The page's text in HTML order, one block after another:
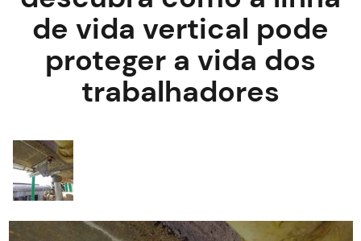
de vida vertical pode
proteger a vida dos
trabalhadores